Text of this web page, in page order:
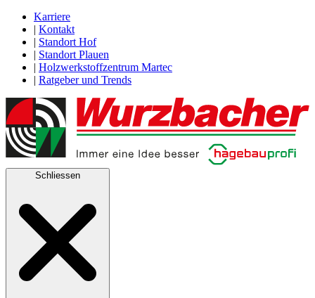
Karriere
| Kontakt
| Standort Hof
| Standort Plauen
| Holzwerkstoffzentrum Martec
| Ratgeber und Trends
Schliessen